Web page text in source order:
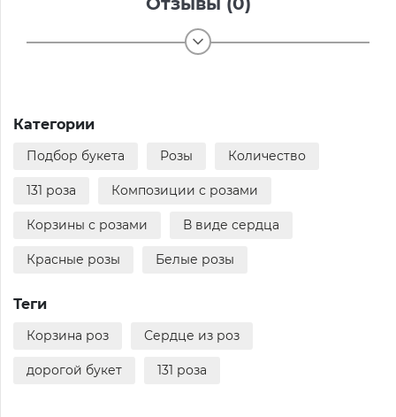
Категории
Подбор букета Розы Количество
131 роза Композиции с розами
Корзины с розами В виде сердца
Красные розы Белые розы
Теги
Корзина роз Сердце из роз
дорогой букет 131 роза